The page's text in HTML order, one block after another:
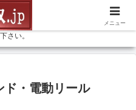
トジェイピーにお任せ下さい。リー
無料） 釣具専門店の買取金額を是非
さい。
ド・電動リール
メニュー